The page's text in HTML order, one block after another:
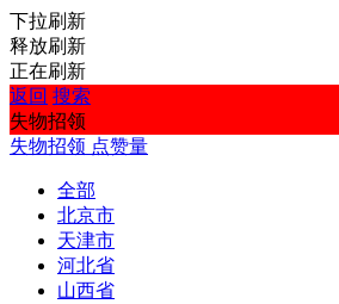
下拉刷新
释放刷新
正在刷新
返回 搜索
失物招领
失物招领 点赞量
全部
北京市
天津市
河北省
山西省